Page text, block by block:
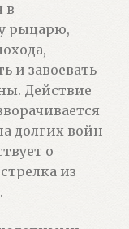
в
рыцарю,
и завоевать
Действие
долгих войн
о
из